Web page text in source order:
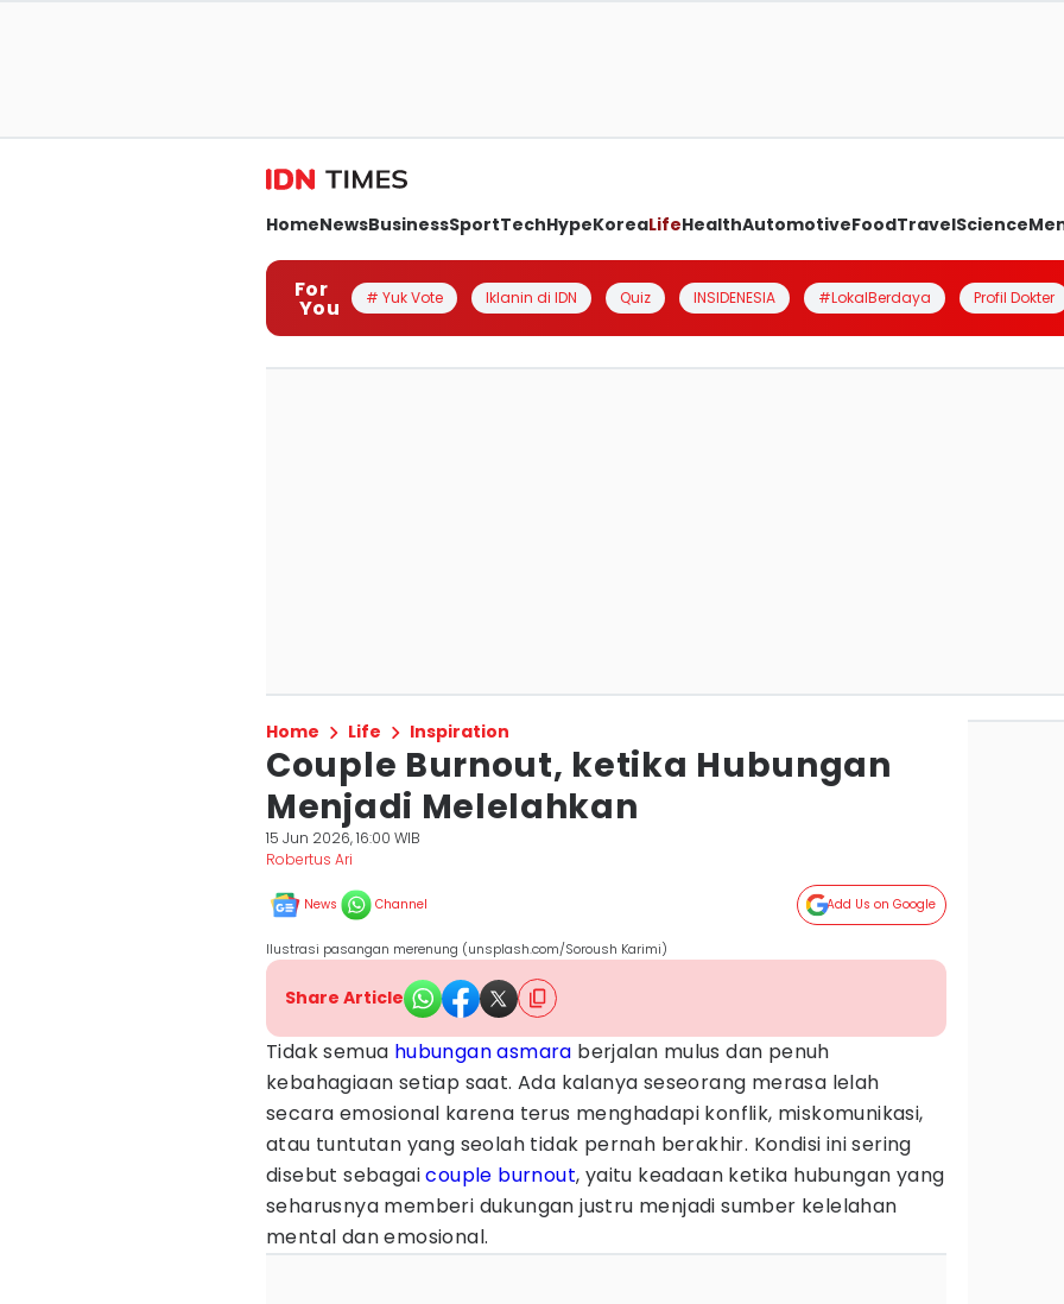
HomeNewsBusinessSportTechHypeKoreaLifeHealthAutomotiveFoodTravelScience
For
You # Yuk Vote Iklanin di IDN Quiz INSIDENESIA #LokalBerdaya Profil Dokter
Home Life Inspiration
Couple Burnout, ketika Hubungan
Menjadi Melelahkan
15 Jun 2026, 16:00 WIB
Robertus Ari
News Channel Add Us on Google
Ilustrasi pasangan merenung (unsplash.com/Soroush Karimi)
Share Article
Tidak semua hubungan asmara berjalan mulus dan penuh
kebahagiaan setiap saat. Ada kalanya seseorang merasa lelah
secara emosional karena terus menghadapi konflik, miskomunikasi,
atau tuntutan yang seolah tidak pernah berakhir. Kondisi ini sering
disebut sebagaicouple burnout, yaitu keadaan ketika hubungan yang
seharusnya memberi dukungan justru menjadi sumber kelelahan
mental dan emosional.